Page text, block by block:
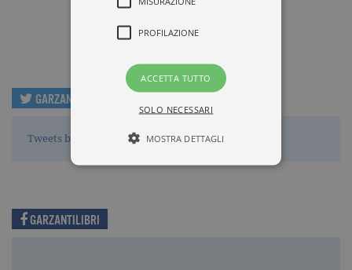
13900 Biella (BI)
GARZANTILIBRI
Tweets by GarzantiLibri
GARZANTILIBRI
PROFILAZIONE
ACCETTA TUTTO
SOLO NECESSARI
MOSTRA DETTAGLI